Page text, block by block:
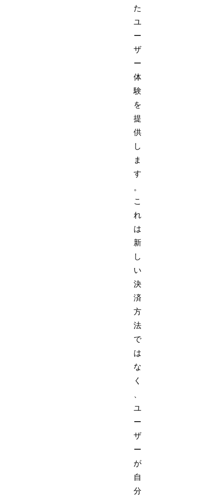
た
ユ
ー
ザ
ー
体
験
を
提
供
し
ま
す
。
こ
れ
は
新
し
い
決
済
方
法
で
は
な
く
、
ユ
ー
ザ
ー
が
自
分